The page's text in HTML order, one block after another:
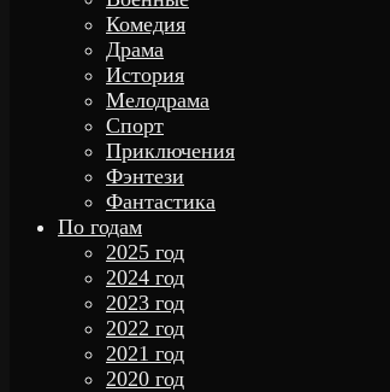
Комедия
Драма
История
Мелодрама
Спорт
Приключения
Фэнтези
Фантастика
По годам
2025 год
2024 год
2023 год
2022 год
2021 год
2020 год